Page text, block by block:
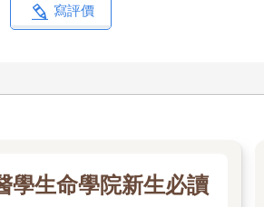
離那種模式。
立足點原來可以有另一種完全不同的可
到底站在哪一種心的立足點上。這裡千
人數，不需要有一堆人在社群平台幫你
寫評價
學生命學院新生必讀